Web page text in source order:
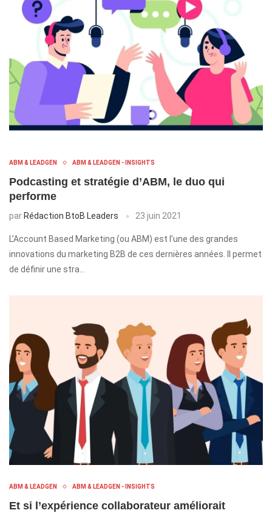
ABM & LEADGEN ABM & LEADGEN - INSIGHTS
Podcasting et stratégie d’ABM, le duo qui
performe
par Rédaction BtoB Leaders 23 juin 2021
L’Account Based Marketing (ou ABM) est l’une des grandes
innovations du marketing B2B de ces dernières années. Il permet
de définir une stra…
ABM & LEADGEN ABM & LEADGEN - INSIGHTS
Et si l’expérience collaborateur améliorait